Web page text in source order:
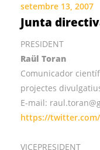
setembre 13, 2007
Junta
PRESIDENT
Raül Toran
Comunicador
projectes
E-mail:
https://
VICEPRESIDENT